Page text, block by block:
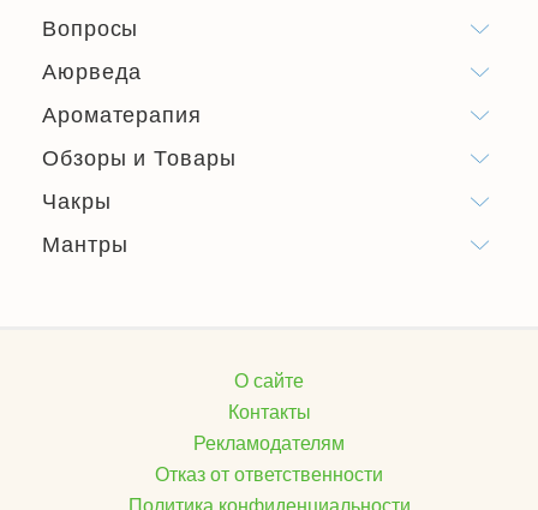
Вопросы
Аюрведа
Ароматерапия
Обзоры и Товары
Чакры
Мантры
О сайте
Контакты
Рекламодателям
Отказ от ответственности
Политика конфиденциальности